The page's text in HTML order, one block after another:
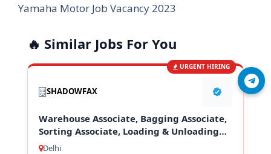
Yamaha Motor Job Vacancy 2023
🔥 Similar Jobs For You
URGENT HIRING
SHADOWFAX
Warehouse Associate, Bagging Associate,
Sorting Associate, Loading & Unloading
Staff
Delhi